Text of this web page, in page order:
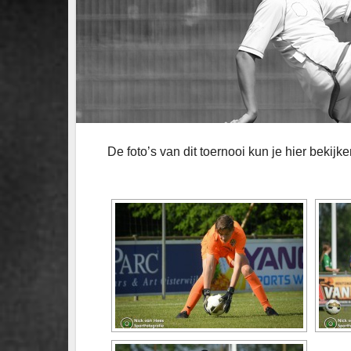
De foto’s van dit toernooi kun je hier